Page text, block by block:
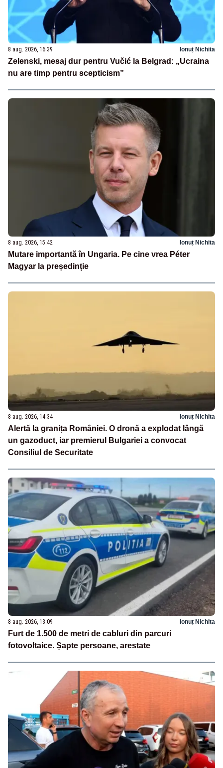
8 aug. 2026, 16:39 Ionuț Nichita
Zelenski, mesaj dur pentru Vučić la Belgrad: „Ucraina
nu are timp pentru scepticism”
8 aug. 2026, 15:42 Ionuț Nichita
Mutare importantă în Ungaria. Pe cine vrea Péter
Magyar la președinție
8 aug. 2026, 14:34 Ionuț Nichita
Alertă la granița României. O dronă a explodat lângă
un gazoduct, iar premierul Bulgariei a convocat
Consiliul de Securitate
8 aug. 2026, 13:09 Ionuț Nichita
Furt de 1.500 de metri de cabluri din parcuri
fotovoltaice. Șapte persoane, arestate